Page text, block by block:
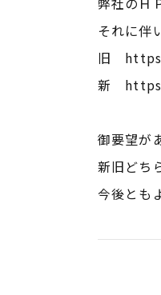
それに伴
旧
新
御要望が
新旧どち
今後とも